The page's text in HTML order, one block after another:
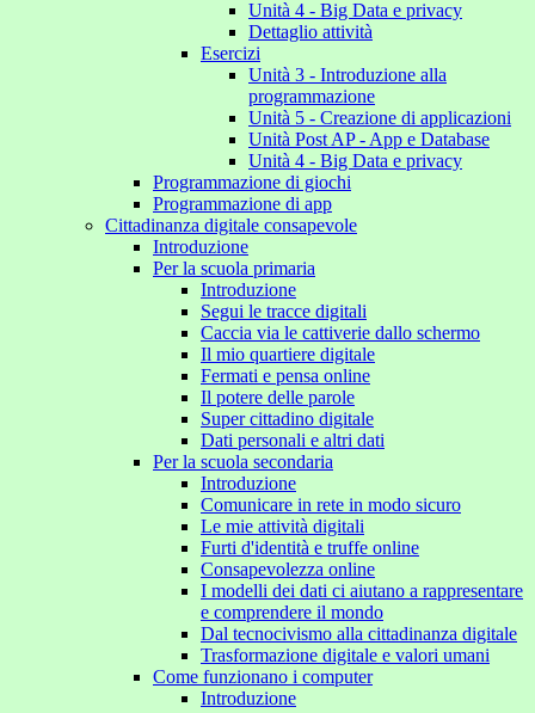
Unità 4 - Big Data e privacy
Dettaglio attività
Esercizi
Unità 3 - Introduzione alla
programmazione
Unità 5 - Creazione di applicazioni
Unità Post AP - App e Database
Unità 4 - Big Data e privacy
Programmazione di giochi
Programmazione di app
Cittadinanza digitale consapevole
Introduzione
Per la scuola primaria
Introduzione
Segui le tracce digitali
Caccia via le cattiverie dallo schermo
Il mio quartiere digitale
Fermati e pensa online
Il potere delle parole
Super cittadino digitale
Dati personali e altri dati
Per la scuola secondaria
Introduzione
Comunicare in rete in modo sicuro
Le mie attività digitali
Furti d'identità e truffe online
Consapevolezza online
I modelli dei dati ci aiutano a rappresentare
e comprendere il mondo
Dal tecnocivismo alla cittadinanza digitale
Trasformazione digitale e valori umani
Come funzionano i computer
Introduzione